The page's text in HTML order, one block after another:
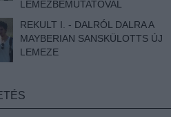
LEMEZBEMUTATÓVAL
REKULT I. - DALRÓL DALRA A
MAYBERIAN SANSKÜLOTTS ÚJ
LEMEZE